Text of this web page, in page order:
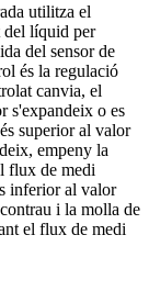
utilitza el
líquid per
del sensor de
és la regulació
canvia, el
s'expandeix o es
superior al valor
empeny la
flux de medi
inferior al valor
i la molla de
el flux de medi